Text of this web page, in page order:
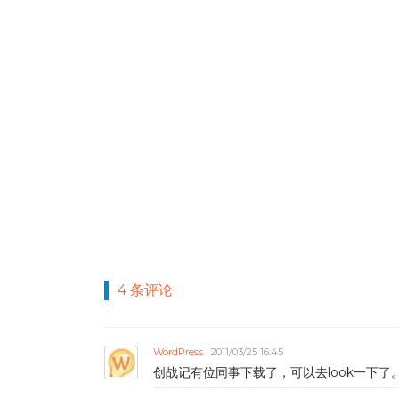
4 条评论
WordPress 2011/03/25 16:45
创战记有位同事下载了，可以去look一下了